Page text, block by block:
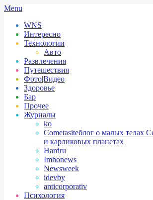
Skip
content
Secondary
Menu
Menu
WNS
Интересно
Технологии
Авто
Развлечения
Путешествия
Фото|Видео
Здоровье
Бар
Прочее
Журналы
ko
Cometasiteблог о малых телах
и карликовых планетах
Hardru
Imhonews
Newsweek
idevby
anticorporativ
Психология